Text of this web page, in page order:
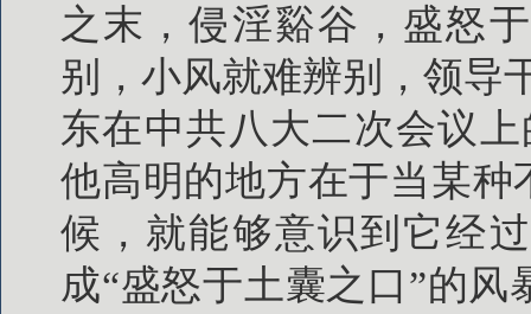
之末，侵淫谿谷，盛怒
别，小风就难辨别，领导
东在中共八大二次会议
他高明的地方在于当某种
候，就能够意识到它经
成“盛怒于土囊之口”的